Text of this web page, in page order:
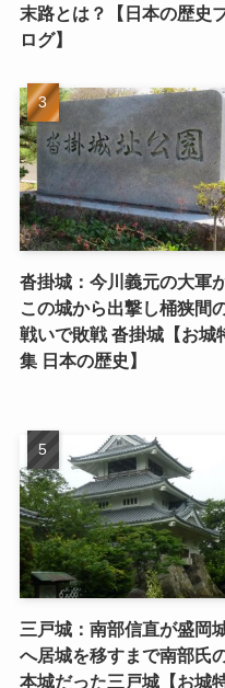
末路とは？【日本の歴史
ログ】
沓掛城：今川義元の大軍
この城から出撃し桶狭間
戦いで敗戦 沓掛城【お城
集 日本の歴史】
三戸城：南部信直が盛岡
へ居城を移すまで南部氏
本城だった三戸城【お城